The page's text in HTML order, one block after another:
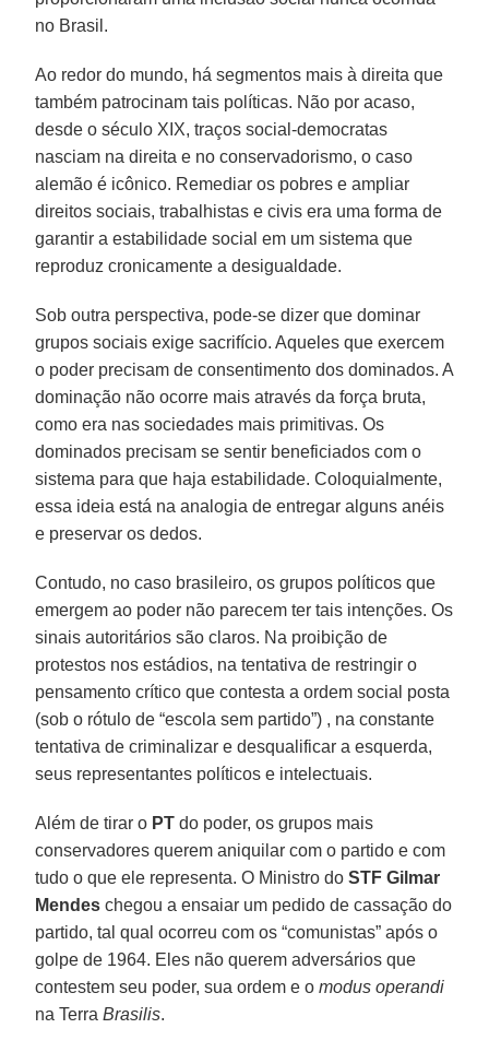
no Brasil.
Ao redor do mundo, há segmentos mais à direita que
também patrocinam tais políticas. Não por acaso,
desde o século XIX, traços social-democratas
nasciam na direita e no conservadorismo, o caso
alemão é icônico. Remediar os pobres e ampliar
direitos sociais, trabalhistas e civis era uma forma de
garantir a estabilidade social em um sistema que
reproduz cronicamente a desigualdade.
Sob outra perspectiva, pode-se dizer que dominar
grupos sociais exige sacrifício. Aqueles que exercem
o poder precisam de consentimento dos dominados. A
dominação não ocorre mais através da força bruta,
como era nas sociedades mais primitivas. Os
dominados precisam se sentir beneficiados com o
sistema para que haja estabilidade. Coloquialmente,
essa ideia está na analogia de entregar alguns anéis
e preservar os dedos.
Contudo, no caso brasileiro, os grupos políticos que
emergem ao poder não parecem ter tais intenções. Os
sinais autoritários são claros. Na proibição de
protestos nos estádios, na tentativa de restringir o
pensamento crítico que contesta a ordem social posta
(sob o rótulo de “escola sem partido”) , na constante
tentativa de criminalizar e desqualificar a esquerda,
seus representantes políticos e intelectuais.
Além de tirar o PT do poder, os grupos mais
conservadores querem aniquilar com o partido e com
tudo o que ele representa. O Ministro doSTF Gilmar
Mendes chegou a ensaiar um pedido de cassação do
partido, tal qual ocorreu com os “comunistas” após o
golpe de 1964. Eles não querem adversários que
contestem seu poder, sua ordem e omodus operandi
na TerraBrasilis.